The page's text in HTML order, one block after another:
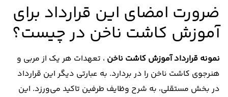
ضرورت امضای این قرارداد برای
آموزش کاشت ناخن در چیست؟
نمونه قرارداد آموزش کاشت ناخن ،‌ تعهدات هر یک از مربی و
هنرجوی کاشت ناخن را در بردارد. به عبارتی دیگر این قرارداد
در بخش مستقلی، به شرح وظایف طرفین تاکید می‌ورزد. این